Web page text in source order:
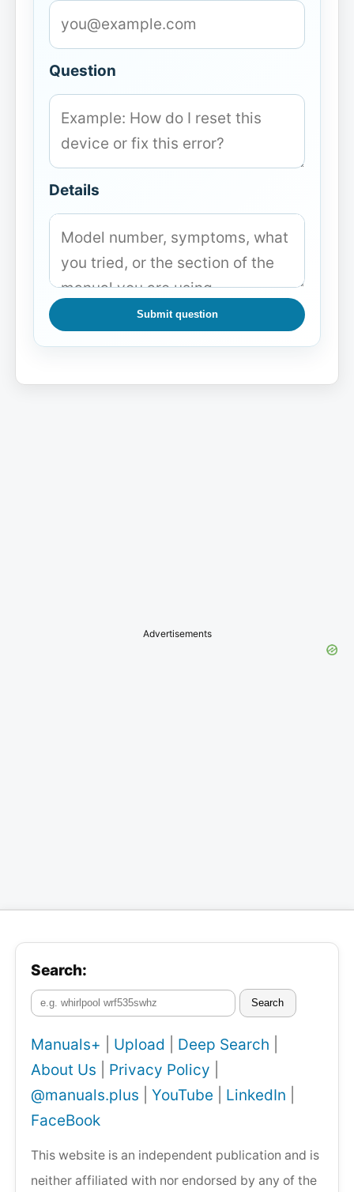
Question
Details
Submit question
Advertisements
Search:
Search
Manuals+ Upload Deep Search
About Us
Privacy Policy
@manuals.plus
YouTube LinkedIn
FaceBook
This website is an independent publication and is
neither affiliated with nor endorsed by any of the